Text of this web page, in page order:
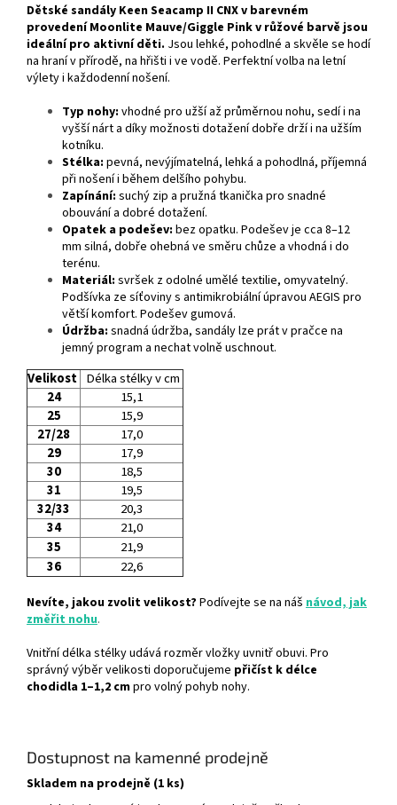
Dětské sandály Keen Seacamp II CNX v barevném
provedení Moonlite Mauve/Giggle Pink v růžové barvě jsou
ideální pro aktivní děti. Jsou lehké, pohodlné a skvěle se hodí
na hraní v přírodě, na hřišti i ve vodě. Perfektní volba na letní
výlety i každodenní nošení.
Typ nohy: vhodné pro užší až průměrnou nohu, sedí i na
vyšší nárt a díky možnosti dotažení dobře drží i na užším
kotníku.
Stélka: pevná, nevýjímatelná, lehká a pohodlná, příjemná
při nošení i během delšího pohybu.
Zapínání: suchý zip a pružná tkanička pro snadné
obouvání a dobré dotažení.
Opatek a podešev: bez opatku. Podešev je cca 8–12
mm silná, dobře ohebná ve směru chůze a vhodná i do
terénu.
Materiál: svršek z odolné umělé textilie, omyvatelný.
Podšívka ze síťoviny s antimikrobiální úpravou AEGIS pro
větší komfort. Podešev gumová.
Údržba: snadná údržba, sandály lze prát v pračce na
jemný program a nechat volně uschnout.
Velikost Délka stélky v cm
24
15,1
25
15,9
27/28
17,0
29
17,9
30
18,5
31
19,5
32/33
20,3
34
21,0
35
21,9
36
22,6
Nevíte, jakou zvolit velikost? Podívejte se na náš návod, jak
změřit nohu.
Vnitřní délka stélky udává rozměr vložky uvnitř obuvi. Pro
správný výběr velikosti doporučujeme přičíst k délce
chodidla 1–1,2 cmpro volný pohyb nohy.
Dostupnost na kamenné prodejně
Skladem na prodejně (1 ks)